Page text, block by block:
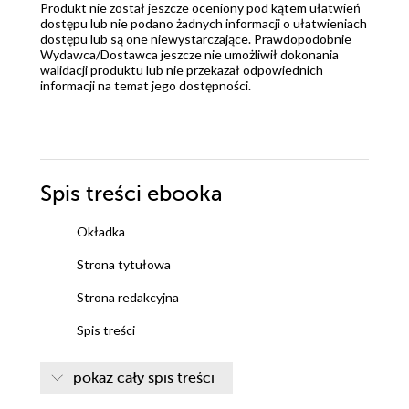
Produkt nie został jeszcze oceniony pod kątem ułatwień
dostępu lub nie podano żadnych informacji o ułatwieniach
dostępu lub są one niewystarczające. Prawdopodobnie
Wydawca/Dostawca jeszcze nie umożliwił dokonania
walidacji produktu lub nie przekazał odpowiednich
informacji na temat jego dostępności.
Spis treści ebooka
Okładka
Strona tytułowa
Strona redakcyjna
Spis treści
pokaż cały spis treści